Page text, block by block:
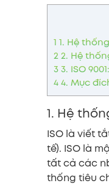
1 1. Hệ
22. Hệ
33. ISO
44. Mục
1. Hệ
ISO là viết
tế). ISO là
tất cả các
thống tiêu